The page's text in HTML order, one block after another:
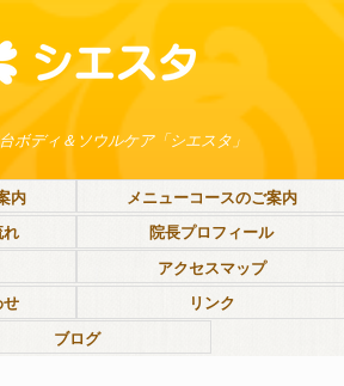
ボディ＆ソウルケア「シエスタ」
内
メニューコースのご案内
院長プロフィール
アクセスマップ
リンク
ブログ